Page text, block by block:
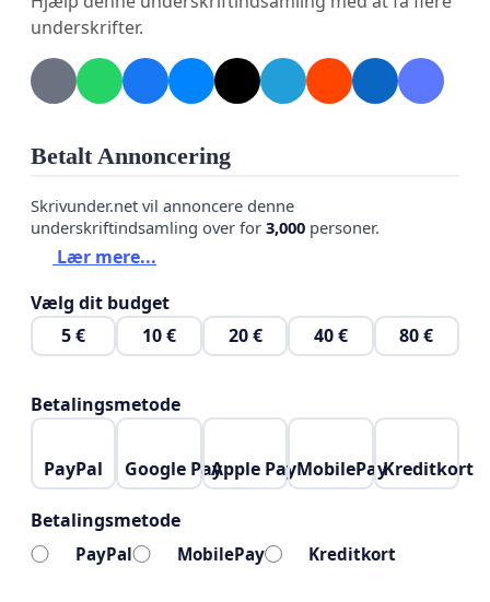
-steðga niðurlaðingini av ferðasambandinum á
Hestleiðini
-tryggja at Teistin ikki verður fluttur av
útvegað til leiðina
-veita vissu fyri, at ein nýggj, hóskandi ferja á
Hestleiðini hevur eina ferðaætlan, sum ger tað
Vinarliga
underskrifter.
Betalt Annoncering
Skrivunder.net vil annoncere denne
underskriftindsamling over for 3,000 personer.
Lær mere...
Vælg dit budget
5 €
10 € 20 € 40 € 80 €
Betalingsmetode
PayPal Google PayApple PayMobilePayKreditkort
Betalingsmetode
PayPal MobilePay Kreditkort